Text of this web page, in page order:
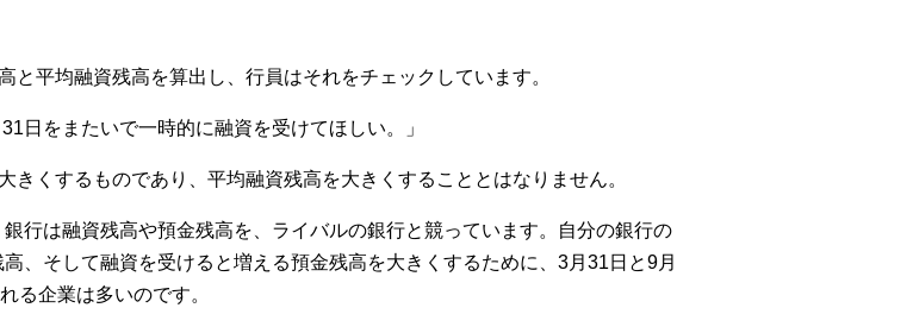
平均融資残高を算出し、行員はそれをチェックしています。
日をまたいで一時的に融資を受けてほしい。」
くするものであり、平均融資残高を大きくすることとはなりません。
行は融資残高や預金残高を、ライバルの銀行と競っています。自分の銀行の
、そして融資を受けると増える預金残高を大きくするために、3月31日と9月
る企業は多いのです。